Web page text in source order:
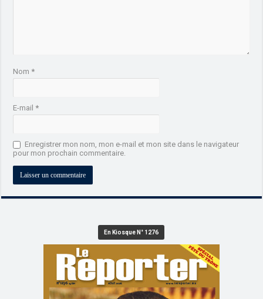
Nom*
E-mail*
Enregistrer mon nom, mon e-mail et mon site dans le navigateur
pour mon prochain commentaire.
En Kiosque N° 1276